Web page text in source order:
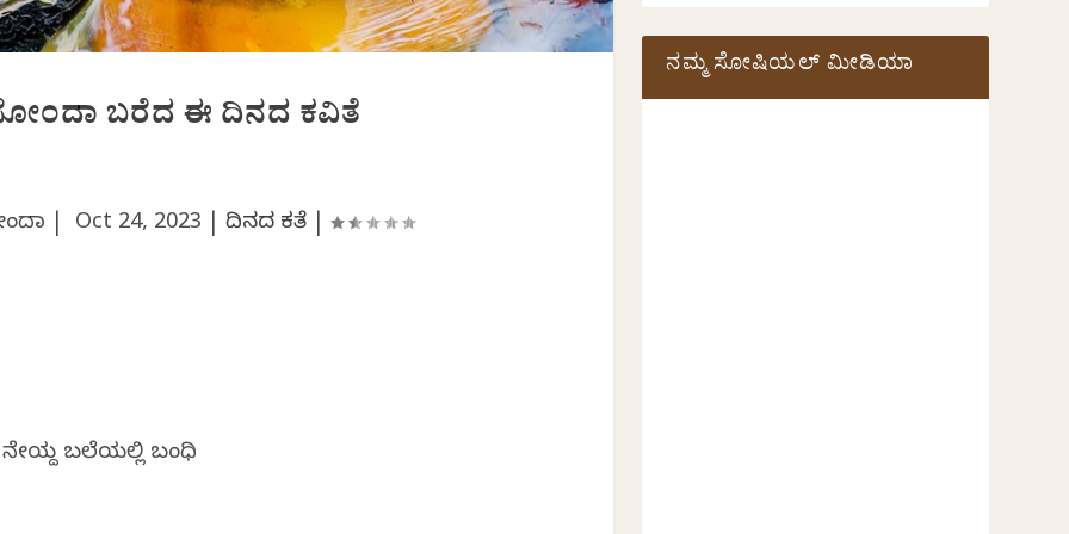
ಬರೆದ ಈ ದಿನದ ಕವಿತೆ
| Oct 24, 2023 ದಿನದ ಕವಿತೆ|
ನೇಯ್ದ ಬಲೆಯಲ್ಲಿ ಬಂಧಿ
ನಮ್ಮ ಸೋಷಿಯಲ್‌ ಮೀಡಿಯಾ